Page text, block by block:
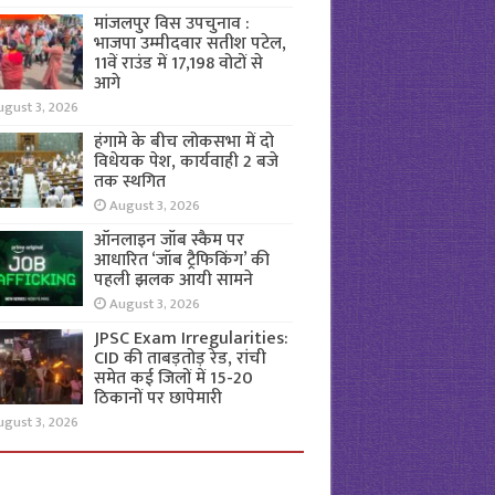
मांजलपुर विस उपचुनाव :
भाजपा उम्मीदवार सतीश पटेल,
11वें राउंड में 17,198 वोटों से
आगे
3, 2026
हंगामे के बीच लोकसभा में दो
विधेयक पेश, कार्यवाही 2 बजे
तक स्थगित
August 3, 2026
ऑनलाइन जॉब स्कैम पर
आधारित ‘जॉब ट्रैफिकिंग’ की
पहली झलक आयी सामने
August 3, 2026
JPSC Exam Irregularities:
CID की ताबड़तोड़ रेड, रांची
समेत कई जिलों में 15-20
ठिकानों पर छापेमारी
3, 2026